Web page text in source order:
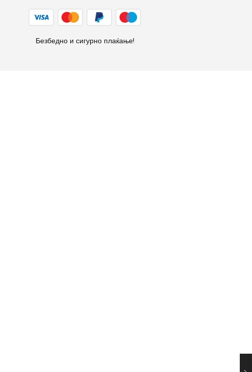
Безбедно и сигурно плаќање!